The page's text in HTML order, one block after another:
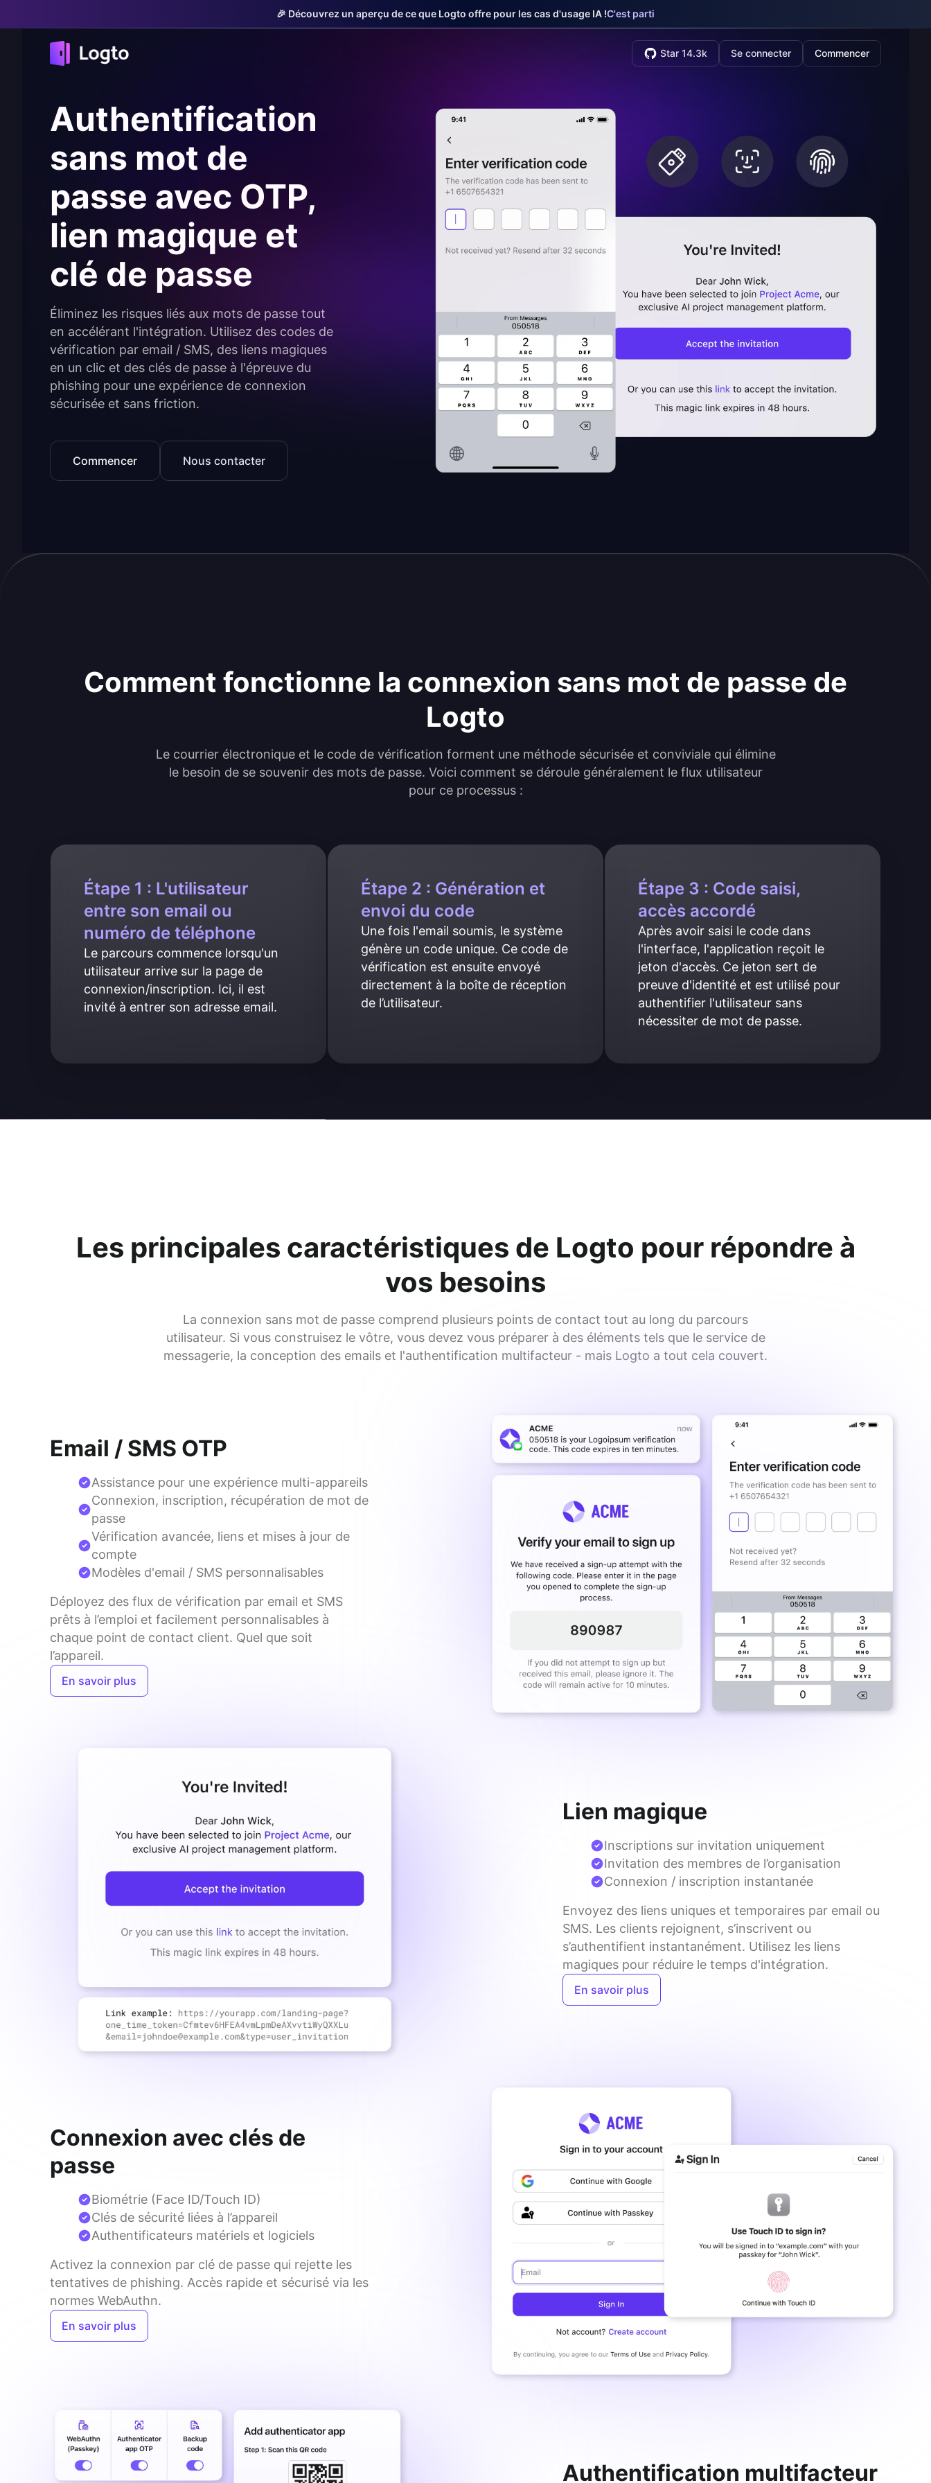
🎉 Découvrez un aperçu de ce que Logto offre pour les cas d'usage IA !C'est parti
Star 14.3k Se connecter Commencer
Authentification
sans mot de
passe avec OTP,
lien magique et
clé de passe
Éliminez les risques liés aux mots de passe tout
en accélérant l'intégration. Utilisez des codes de
vérification par email / SMS, des liens magiques
en un clic et des clés de passe à l'épreuve du
phishing pour une expérience de connexion
sécurisée et sans friction.
Commencer Nous contacter
Comment fonctionne la connexion sans mot de passe de
Logto
Le courrier électronique et le code de vérification forment une méthode sécurisée et conviviale qui élimine
le besoin de se souvenir des mots de passe. Voici comment se déroule généralement le flux utilisateur
pour ce processus :
Étape 1 : L'utilisateur
entre son email ou
numéro de téléphone
Le parcours commence lorsqu'un
utilisateur arrive sur la page de
connexion/inscription. Ici, il est
invité à entrer son adresse email.
Étape 2 : Génération et
envoi du code
Une fois l'email soumis, le système
génère un code unique. Ce code de
vérification est ensuite envoyé
directement à la boîte de réception
de l’utilisateur.
Étape 3 : Code saisi,
accès accordé
Après avoir saisi le code dans
l'interface, l'application reçoit le
jeton d'accès. Ce jeton sert de
preuve d'identité et est utilisé pour
authentifier l'utilisateur sans
nécessiter de mot de passe.
Les principales caractéristiques de Logto pour répondre à
vos besoins
La connexion sans mot de passe comprend plusieurs points de contact tout au long du parcours
utilisateur. Si vous construisez le vôtre, vous devez vous préparer à des éléments tels que le service de
messagerie, la conception des emails et l'authentification multifacteur - mais Logto a tout cela couvert.
Email / SMS OTP
Déployez des flux de vérification par email et SMS
prêts à l’emploi et facilement personnalisables à
chaque point de contact client. Quel que soit
l’appareil.
Assistance pour une expérience multi-appareils
Connexion, inscription, récupération de mot de
passe
Vérification avancée, liens et mises à jour de
compte
Modèles d'email / SMS personnalisables
En savoir plus
Lien magique
Envoyez des liens uniques et temporaires par email ou
SMS. Les clients rejoignent, s’inscrivent ou
s’authentifient instantanément. Utilisez les liens
magiques pour réduire le temps d'intégration.
Inscriptions sur invitation uniquement
Invitation des membres de l’organisation
Connexion / inscription instantanée
En savoir plus
Connexion avec clés de
passe
Activez la connexion par clé de passe qui rejette les
tentatives de phishing. Accès rapide et sécurisé via les
normes WebAuthn.
Biométrie (Face ID/Touch ID)
Clés de sécurité liées à l’appareil
Authentificateurs matériels et logiciels
En savoir plus
Authentification multifacteur